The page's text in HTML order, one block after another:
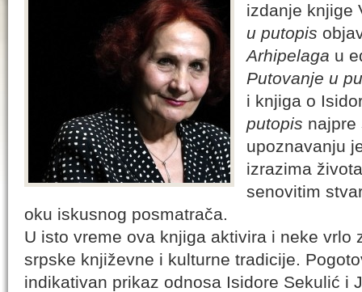
izdanje knjige
u putopis
Arhipelaga u
Putovanje u
i knjiga o
putopis najpre
upoznavanju
izrazima
senovitim
oku iskusnog posmatrača.
U isto vreme ova knjiga aktivira i neke vrlo
srpske književne i kulturne tradicije.
indikativan prikaz odnosa Isidore Sekulić i